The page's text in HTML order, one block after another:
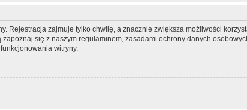
Rejestracja zajmuje tylko chwilę, a znacznie zwiększa możliwości
się z naszym regulaminem, zasadami ochrony danych
witryny.